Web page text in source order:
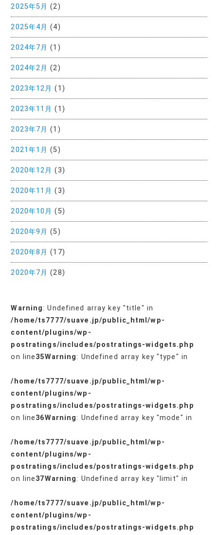
2025年5月 (2)
2025年4月 (4)
2024年7月 (1)
2024年2月 (2)
2023年12月 (1)
2023年11月 (1)
2023年7月 (1)
2021年1月 (5)
2020年12月 (3)
2020年11月 (3)
2020年10月 (5)
2020年9月 (5)
2020年8月 (17)
2020年7月 (28)
Warning: Undefined array key "title" in
/home/ts7777/suave.jp/public_html/wp-
content/plugins/wp-
postratings/includes/postratings-widgets.php
on line35Warning: Undefined array key "type" in
/home/ts7777/suave.jp/public_html/wp-
content/plugins/wp-
postratings/includes/postratings-widgets.php
on line36Warning: Undefined array key "mode" in
/home/ts7777/suave.jp/public_html/wp-
content/plugins/wp-
postratings/includes/postratings-widgets.php
on line37Warning: Undefined array key "limit" in
/home/ts7777/suave.jp/public_html/wp-
content/plugins/wp-
postratings/includes/postratings-widgets.php